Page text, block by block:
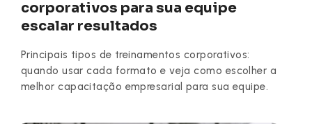
corporativos para sua equipe
escalar resultados
Principais tipos de treinamentos corporativos:
quando usar cada formato e veja como escolher a
melhor capacitação empresarial para sua equipe.